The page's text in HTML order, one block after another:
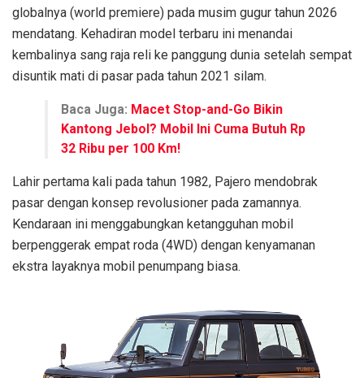
globalnya (world premiere) pada musim gugur tahun 2026
mendatang. Kehadiran model terbaru ini menandai
kembalinya sang raja reli ke panggung dunia setelah sempat
disuntik mati di pasar pada tahun 2021 silam.
Baca Juga: Macet Stop-and-Go Bikin
Kantong Jebol? Mobil Ini Cuma Butuh Rp
32 Ribu per 100 Km!
Lahir pertama kali pada tahun 1982, Pajero mendobrak
pasar dengan konsep revolusioner pada zamannya.
Kendaraan ini menggabungkan ketangguhan mobil
berpenggerak empat roda (4WD) dengan kenyamanan
ekstra layaknya mobil penumpang biasa.